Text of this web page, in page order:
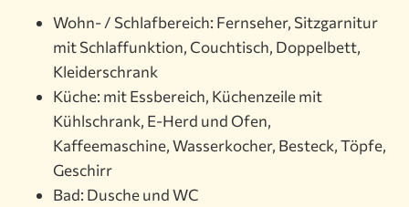
Wohn- / Schlafbereich: Fernseher, Sitzgarnitur
mit Schlaffunktion, Couchtisch, Doppelbett,
Kleiderschrank
Küche: mit Essbereich, Küchenzeile mit
Kühlschrank, E-Herd und Ofen,
Kaffeemaschine, Wasserkocher, Besteck, Töpfe,
Geschirr
Bad: Dusche und WC